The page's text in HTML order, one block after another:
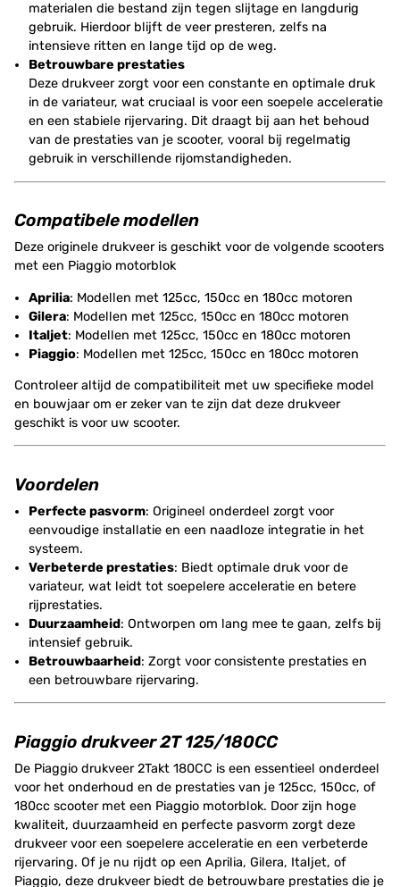
materialen die bestand zijn tegen slijtage en langdurig
gebruik. Hierdoor blijft de veer presteren, zelfs na
intensieve ritten en lange tijd op de weg.
Betrouwbare prestaties
Deze drukveer zorgt voor een constante en optimale druk
in de variateur, wat cruciaal is voor een soepele acceleratie
en een stabiele rijervaring. Dit draagt bij aan het behoud
van de prestaties van je scooter, vooral bij regelmatig
gebruik in verschillende rijomstandigheden.
Compatibele modellen
Deze originele drukveer is geschikt voor de volgende scooters
met een Piaggio motorblok
Aprilia: Modellen met 125cc, 150cc en 180cc motoren
Gilera: Modellen met 125cc, 150cc en 180cc motoren
Italjet: Modellen met 125cc, 150cc en 180cc motoren
Piaggio: Modellen met 125cc, 150cc en 180cc motoren
Controleer altijd de compatibiliteit met uw specifieke model
en bouwjaar om er zeker van te zijn dat deze drukveer
geschikt is voor uw scooter.
Voordelen
Perfecte pasvorm: Origineel onderdeel zorgt voor
eenvoudige installatie en een naadloze integratie in het
systeem.
Verbeterde prestaties: Biedt optimale druk voor de
variateur, wat leidt tot soepelere acceleratie en betere
rijprestaties.
Duurzaamheid: Ontworpen om lang mee te gaan, zelfs bij
intensief gebruik.
Betrouwbaarheid: Zorgt voor consistente prestaties en
een betrouwbare rijervaring.
Piaggio drukveer 2T 125/180CC
De Piaggio drukveer 2Takt 180CC is een essentieel onderdeel
voor het onderhoud en de prestaties van je 125cc, 150cc, of
180cc scooter met een Piaggio motorblok. Door zijn hoge
kwaliteit, duurzaamheid en perfecte pasvorm zorgt deze
drukveer voor een soepelere acceleratie en een verbeterde
rijervaring. Of je nu rijdt op een Aprilia, Gilera, Italjet, of
Piaggio, deze drukveer biedt de betrouwbare prestaties die je